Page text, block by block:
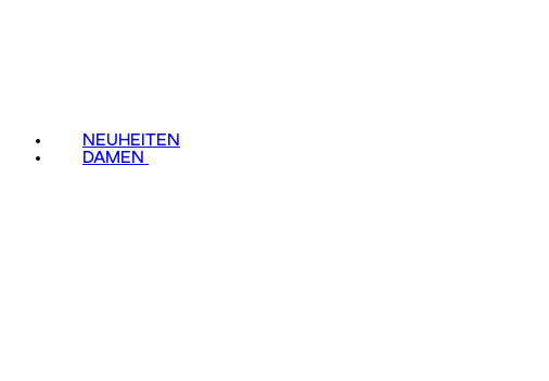
NEUHEITEN
DAMEN